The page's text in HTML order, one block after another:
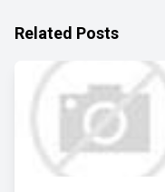
Related Posts